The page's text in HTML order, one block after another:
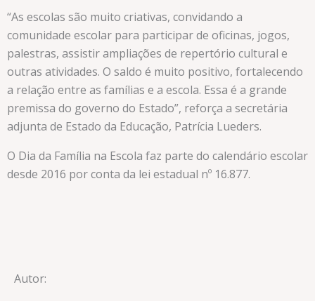
“As escolas são muito criativas, convidando a
comunidade escolar para participar de oficinas, jogos,
palestras, assistir ampliações de repertório cultural e
outras atividades. O saldo é muito positivo, fortalecendo
a relação entre as famílias e a escola. Essa é a grande
premissa do governo do Estado”, reforça a secretária
adjunta de Estado da Educação, Patrícia Lueders.
O Dia da Família na Escola faz parte do calendário escolar
desde 2016 por conta da lei estadual nº 16.877.
Autor: